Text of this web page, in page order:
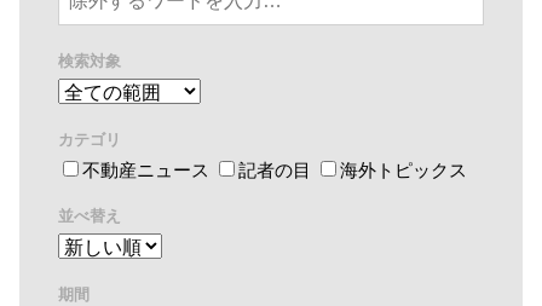
検索対象
カテゴリ
不動産ニュース 記者の目 海外トピックス
並べ替え
期間